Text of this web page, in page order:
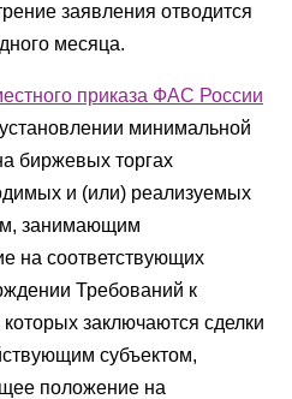
заявления отводится
месяца.
приказа ФАС России
минимальной
биржевых торгах
и (или) реализуемых
занимающим
на соответствующих
Требований к
заключаются сделки
субъектом,
положение на